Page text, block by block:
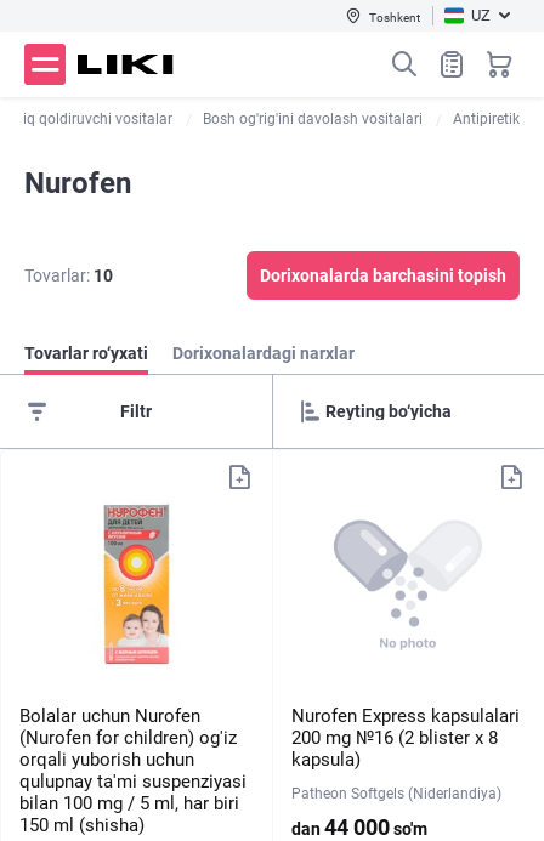
Toshkent UZ
qoldiruvchi vositalar Bosh og'rig'ini davolash vositalari Antipiretik
Nurofen
Tovarlar: 10 Dorixonalarda barchasini topish
Tovarlar ro‘yxati Dorixonalardagi narxlar
Filtr
Bolalar uchun Nurofen
(Nurofen for children) og'iz
orqali yuborish uchun
qulupnay ta'mi suspenziyasi
bilan 100 mg / 5 ml, har biri
150 ml (shisha)
Nurofen Express kapsulalari
200 mg №16 (2 blister х 8
kapsula)
Patheon Softgels (Niderlandiya)
dan44 000so'm